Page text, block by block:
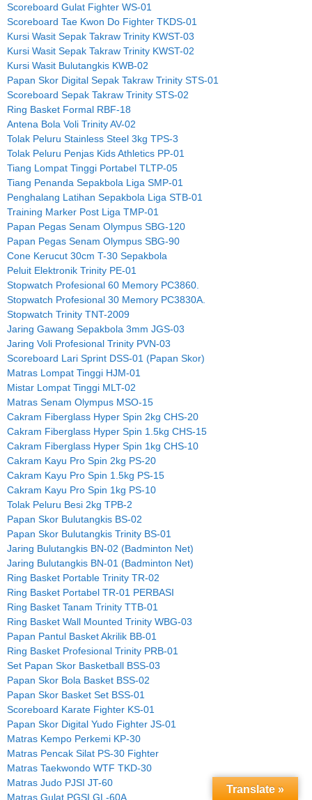
Scoreboard Gulat Fighter WS-01
Scoreboard Tae Kwon Do Fighter TKDS-01
Kursi Wasit Sepak Takraw Trinity KWST-03
Kursi Wasit Sepak Takraw Trinity KWST-02
Kursi Wasit Bulutangkis KWB-02
Papan Skor Digital Sepak Takraw Trinity STS-01
Scoreboard Sepak Takraw Trinity STS-02
Ring Basket Formal RBF-18
Antena Bola Voli Trinity AV-02
Tolak Peluru Stainless Steel 3kg TPS-3
Tolak Peluru Penjas Kids Athletics PP-01
Tiang Lompat Tinggi Portabel TLTP-05
Tiang Penanda Sepakbola Liga SMP-01
Penghalang Latihan Sepakbola Liga STB-01
Training Marker Post Liga TMP-01
Papan Pegas Senam Olympus SBG-120
Papan Pegas Senam Olympus SBG-90
Cone Kerucut 30cm T-30 Sepakbola
Peluit Elektronik Trinity PE-01
Stopwatch Profesional 60 Memory PC3860.
Stopwatch Profesional 30 Memory PC3830A.
Stopwatch Trinity TNT-2009
Jaring Gawang Sepakbola 3mm JGS-03
Jaring Voli Profesional Trinity PVN-03
Scoreboard Lari Sprint DSS-01 (Papan Skor)
Matras Lompat Tinggi HJM-01
Mistar Lompat Tinggi MLT-02
Matras Senam Olympus MSO-15
Cakram Fiberglass Hyper Spin 2kg CHS-20
Cakram Fiberglass Hyper Spin 1.5kg CHS-15
Cakram Fiberglass Hyper Spin 1kg CHS-10
Cakram Kayu Pro Spin 2kg PS-20
Cakram Kayu Pro Spin 1.5kg PS-15
Cakram Kayu Pro Spin 1kg PS-10
Tolak Peluru Besi 2kg TPB-2
Papan Skor Bulutangkis BS-02
Papan Skor Bulutangkis Trinity BS-01
Jaring Bulutangkis BN-02 (Badminton Net)
Jaring Bulutangkis BN-01 (Badminton Net)
Ring Basket Portable Trinity TR-02
Ring Basket Portabel TR-01 PERBASI
Ring Basket Tanam Trinity TTB-01
Ring Basket Wall Mounted Trinity WBG-03
Papan Pantul Basket Akrilik BB-01
Ring Basket Profesional Trinity PRB-01
Set Papan Skor Basketball BSS-03
Papan Skor Bola Basket BSS-02
Papan Skor Basket Set BSS-01
Scoreboard Karate Fighter KS-01
Papan Skor Digital Yudo Fighter JS-01
Matras Kempo Perkemi KP-30
Matras Pencak Silat PS-30 Fighter
Matras Taekwondo WTF TKD-30
Matras Judo PJSI JT-60
Matras Gulat PGSI GL-60A
Translate »